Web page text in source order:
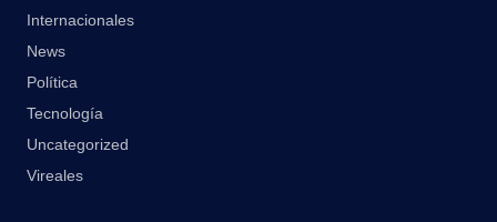
Internacionales
News
Política
Tecnología
Uncategorized
Vireales